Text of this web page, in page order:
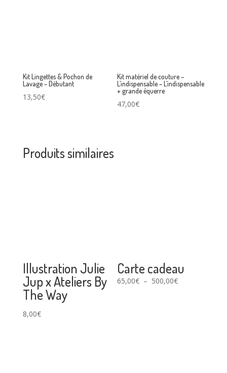
Kit Lingettes & Pochon de
Lavage – Débutant
13,50€
Kit matériel de couture –
L’indispensable – L’indispensable
+ grande équerre
47,00€
Produits similaires
Illustration Julie
Jup x Ateliers By
The Way
8,00€
Carte cadeau
65,00€ – 500,00€Plage